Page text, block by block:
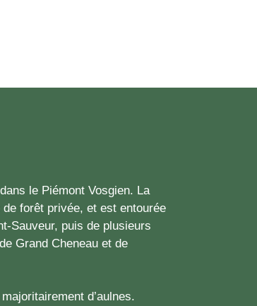
le Piémont Vosgien. La
forêt privée, et est entourée
Sauveur, puis de plusieurs
Grand Cheneau et de
d’aulnes.